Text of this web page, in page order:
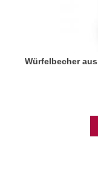
Würfelbecher